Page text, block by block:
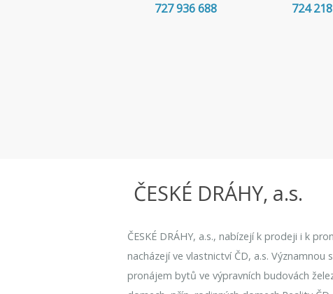
727 936 688 724
ČESKÉ DRÁHY, a.s.
ČESKÉ DRÁHY, a.s., nabízejí k prodeji i k
nacházejí ve vlastnictví ČD, a.s. Významnou
pronájem bytů ve výpravních budovách